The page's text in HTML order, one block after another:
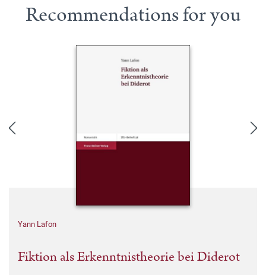
Recommendations for you
Yann Lafon
Fiktion als Erkenntnistheorie bei Diderot